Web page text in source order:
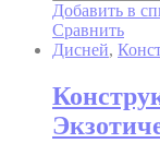
Добавить в
Сравнить
Дисней,